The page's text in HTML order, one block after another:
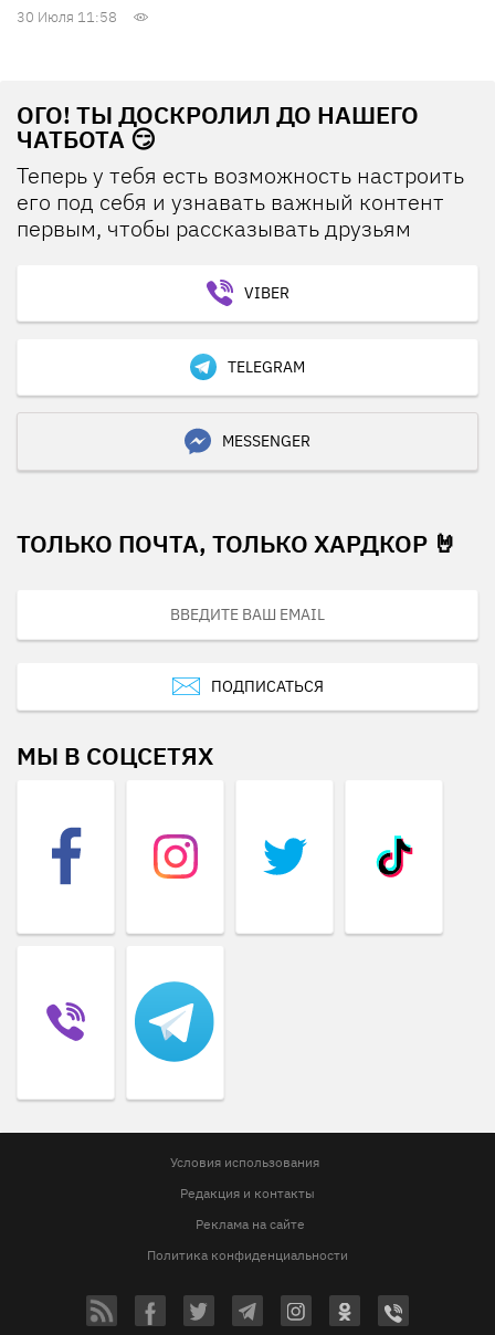
30 Июля 11:58
ОГО! ТЫ ДОСКРОЛИЛ ДО НАШЕГО
ЧАТБОТА 😏
Теперь у тебя есть возможность настроить
его под себя и узнавать важный контент
первым, чтобы рассказывать друзьям
VIBER
TELEGRAM
MESSENGER
ТОЛЬКО ПОЧТА, ТОЛЬКО ХАРДКОР 🤘
ПОДПИСАТЬСЯ
МЫ В СОЦСЕТЯХ
Условия использования
Редакция и контакты
Реклама на сайте
Политика конфиденциальности